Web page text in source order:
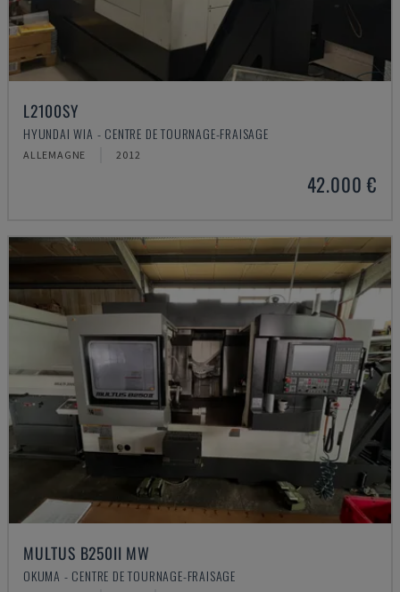
L2100SY
HYUNDAI WIA - CENTRE DE TOURNAGE-FRAISAGE
ALLEMAGNE 2012
42.000 €
MULTUS B250II MW
OKUMA - CENTRE DE TOURNAGE-FRAISAGE